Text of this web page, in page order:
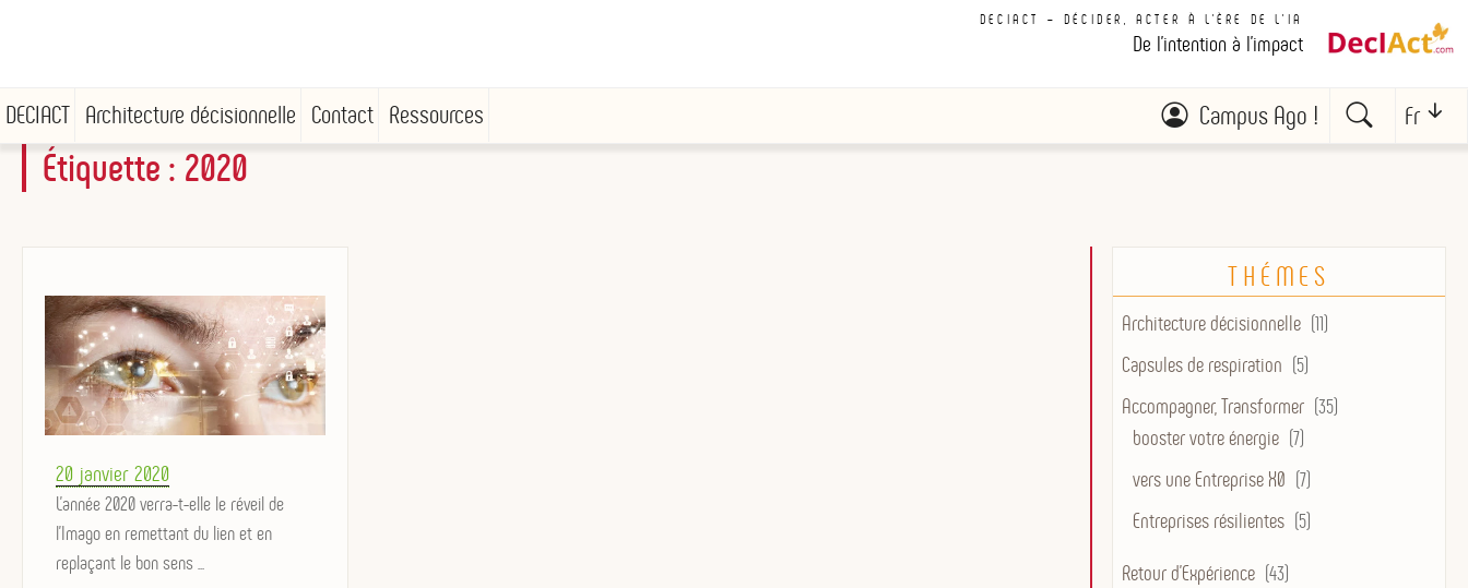
DECIACT – DÉCIDER, ACTER À L'ÈRE DE L'IA
De l'intention à l'impact
DECIACT Architecture décisionnelle Contact Ressources Campus Ago ! Fr
Étiquette : 2020
Posted
on
20 janvier 2020
L'année 2020 verra-t-elle le réveil de
l'Imago en remettant du lien et en
replaçant le bon sens ...
THÉMES
Architecture décisionnelle (11)
Capsules de respiration (5)
Accompagner, Transformer (35)
booster votre énergie (7)
vers une Entreprise X0 (7)
Entreprises résilientes (5)
Retour d'Expérience (43)